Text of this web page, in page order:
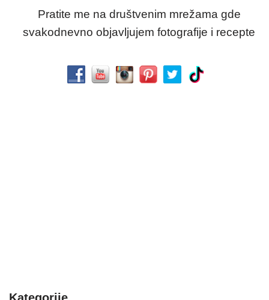
Pratite me na društvenim mrežama gde
svakodnevno objavljujem fotografije i recepte